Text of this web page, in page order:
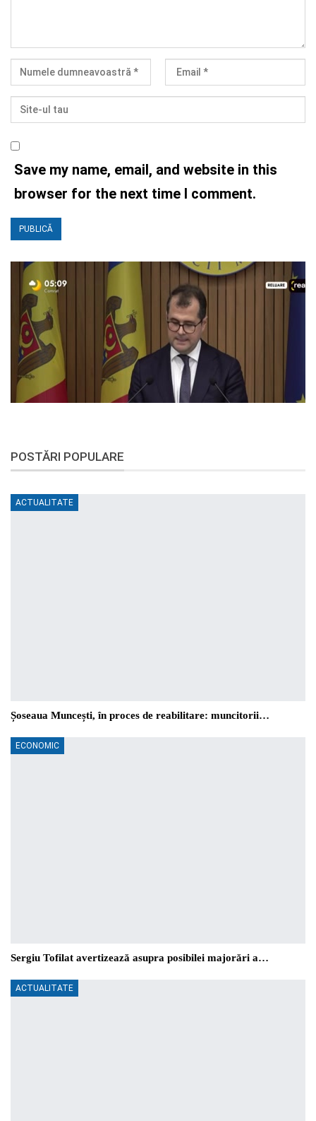
Save my name, email, and website in this
browser for the next time I comment.
POSTĂRI POPULARE
ACTUALITATE
Șoseaua Muncești, în proces de reabilitare: muncitorii…
ECONOMIC
Sergiu Tofilat avertizează asupra posibilei majorări a…
ACTUALITATE